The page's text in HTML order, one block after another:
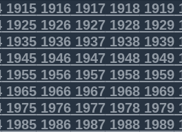
19151916191719181919
19251926192719281929
19351936193719381939
19451946194719481949
19551956195719581959
19651966196719681969
19751976197719781979
19851986198719881989